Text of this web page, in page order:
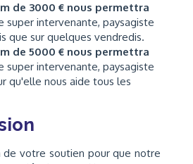
de 3000 € nous permettra
super intervenante, paysagiste
que sur quelques vendredis.
de 5000 € nous permettra
super intervenante, paysagiste
qu'elle nous aide tous les
de votre soutien pour que notre